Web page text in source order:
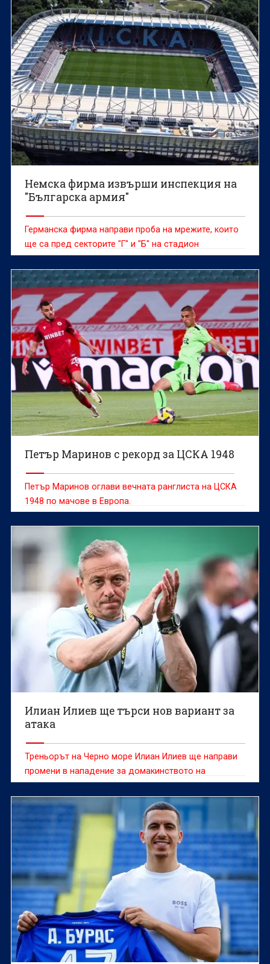
Немска фирма извърши инспекция на
"Българска армия"
Германска фирма направи проба на мрежите, които
ще са пред секторите "Г" и "Б" на стадион
"Българска армия", съобщава "24 часа".
Петър Маринов с рекорд за ЦСКА 1948
Петър Маринов оглави вечната ранглиста на ЦСКА
1948 по мачове в Европа.
Илиан Илиев ще търси нов вариант за
атака
Треньорът на Черно море Илиан Илиев ще направи
промени в нападение за домакинството на
Лудогорец.